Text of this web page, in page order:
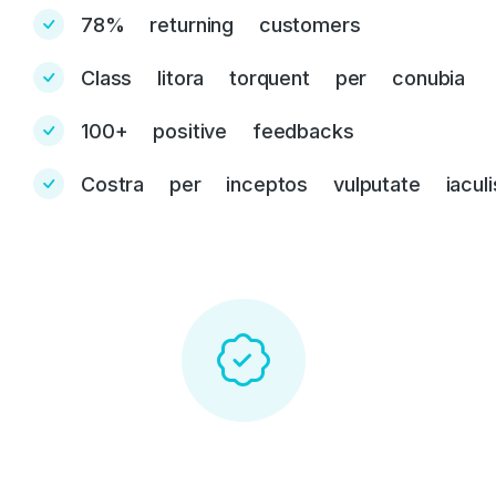
78% returning customers
Class litora torquent per conubia
100+ positive feedbacks
Costra per inceptos vulputate